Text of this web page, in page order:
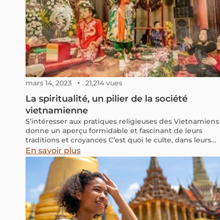
mars 14, 2023 21,214 vues
La spiritualité, un pilier de la société
vietnamienne
S’intéresser aux pratiques religieuses des Vietnamiens
donne un aperçu formidable et fascinant de leurs
traditions et croyances C’est quoi le culte, dans leurs
coutumes ? Comment les rites les plus populaires de
la planète sont pratiqués dans leur pays ? Nous vous
proposons quelques clés de la religion Vietnam pour
comprendre.
En savoir plus